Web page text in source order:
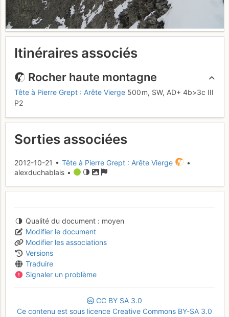
Itinéraires associés
Rocher haute montagne
Tête à Pierre Grept : Arête Vierge 500 m, SW, AD+ 4b>3c III
P2
Sorties associées
2012-10-21 • Tête à Pierre Grept : Arête Vierge
•
alexduchablais •
Qualité du document
moyen
Modifier le document
Modifier les associations
Versions
Traduire
Signaler un problème
CC BY SA 3.0
Ce contenu est sous licence Creative Commons BY-SA 3.0